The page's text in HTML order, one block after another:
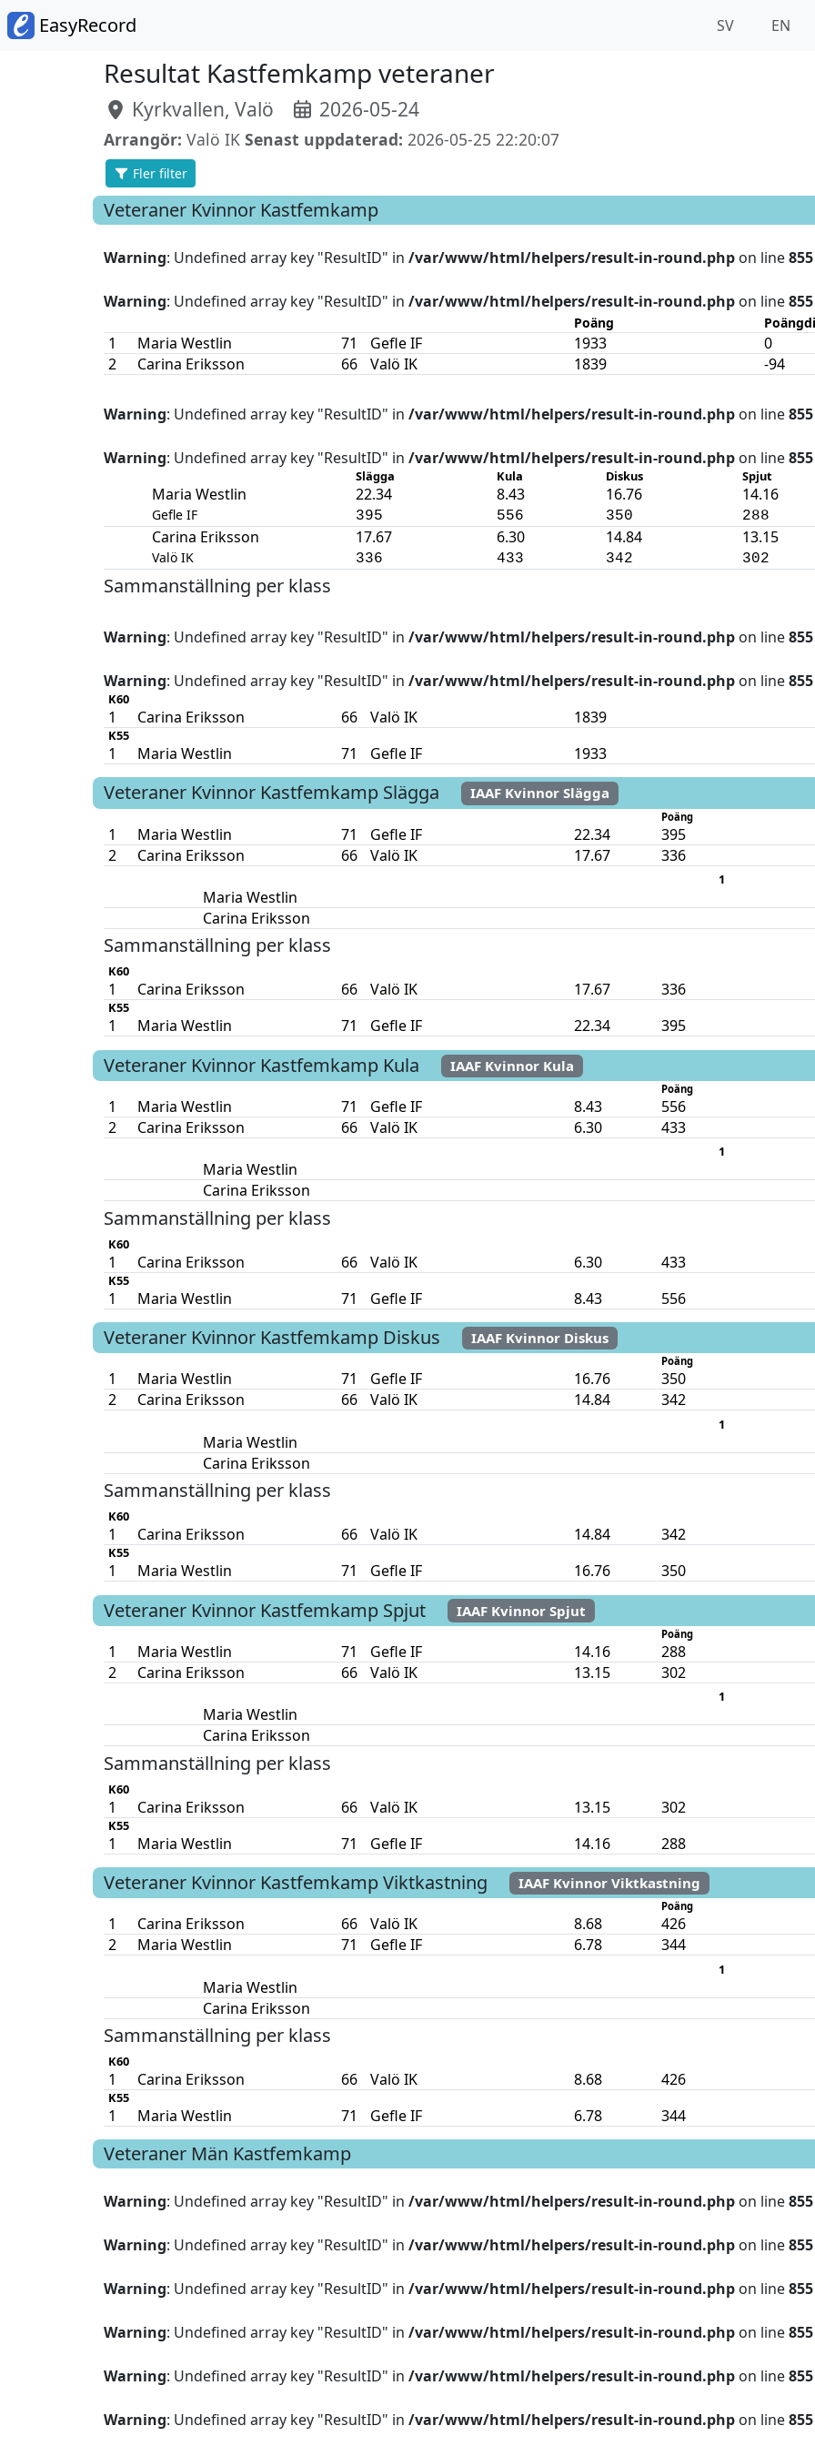
EasyRecord SV EN
Resultat Kastfemkamp veteraner
Kyrkvallen, Valö 2026-05-24
Arrangör: Valö IK Senast uppdaterad: 2026-05-25 22:20:07
Fler filter
Veteraner Kvinnor Kastfemkamp
Warning: Undefined array key "ResultID" in /var/www/html/helpers/result-in-round.php on line855
Warning: Undefined array key "ResultID" in /var/www/html/helpers/result-in-round.php on line855
Poäng
1 Maria Westlin 71 Gefle IF 1933
0
2
Carina Eriksson 66 Valö IK 1839 -94
Warning: Undefined array key "ResultID" in /var/www/html/helpers/result-in-round.php on line855
Warning: Undefined array key "ResultID" in /var/www/html/helpers/result-in-round.php on line855
Slägga Kula Diskus Spjut
Maria Westlin
Gefle IF
22.34
395
8.43
556
16.76
350
14.16
288
Carina Eriksson
Valö IK
17.67
336
6.30
433
14.84
342
13.15
302
Sammanställning per klass
Warning: Undefined array key "ResultID" in /var/www/html/helpers/result-in-round.php on line855
Warning: Undefined array key "ResultID" in /var/www/html/helpers/result-in-round.php on line855
K60
1 Carina Eriksson 66 Valö IK 1839
K55
1 Maria Westlin 71 Gefle IF 1933
Veteraner Kvinnor Kastfemkamp Slägga IAAF Kvinnor Slägga
Poäng
1 Maria Westlin 71 Gefle IF 22.34
395
2
Carina Eriksson 66 Valö IK 17.67 336
1
Maria Westlin
Carina Eriksson
Sammanställning per klass
K60
1 Carina Eriksson 66 Valö IK 17.67 336
K55
1 Maria Westlin 71 Gefle IF 22.34 395
Veteraner Kvinnor Kastfemkamp Kula IAAF Kvinnor Kula
Poäng
1 Maria Westlin 71 Gefle IF 8.43
556
2
Carina Eriksson 66 Valö IK 6.30 433
1
Maria Westlin
Carina Eriksson
Sammanställning per klass
K60
1 Carina Eriksson 66 Valö IK 6.30 433
K55
1 Maria Westlin 71 Gefle IF 8.43 556
Veteraner Kvinnor Kastfemkamp Diskus IAAF Kvinnor Diskus
Poäng
1 Maria Westlin 71 Gefle IF 16.76
350
2
Carina Eriksson 66 Valö IK 14.84 342
1
Maria Westlin
Carina Eriksson
Sammanställning per klass
K60
1 Carina Eriksson 66 Valö IK 14.84 342
K55
1 Maria Westlin 71 Gefle IF 16.76 350
Veteraner Kvinnor Kastfemkamp Spjut IAAF Kvinnor Spjut
Poäng
1 Maria Westlin 71 Gefle IF 14.16
288
2
Carina Eriksson 66 Valö IK 13.15 302
1
Maria Westlin
Carina Eriksson
Sammanställning per klass
K60
1 Carina Eriksson 66 Valö IK 13.15 302
K55
1 Maria Westlin 71 Gefle IF 14.16 288
Veteraner Kvinnor KastfemkampViktkastning IAAF Kvinnor Viktkastning
Poäng
1 Carina Eriksson 66 Valö IK 8.68
426
2
Maria Westlin 71 Gefle IF 6.78 344
1
Maria Westlin
Carina Eriksson
Sammanställning per klass
K60
1 Carina Eriksson 66 Valö IK 8.68 426
K55
1 Maria Westlin 71 Gefle IF 6.78 344
Veteraner Män Kastfemkamp
Warning: Undefined array key "ResultID" in /var/www/html/helpers/result-in-round.php on line855
Warning: Undefined array key "ResultID" in /var/www/html/helpers/result-in-round.php on line855
Warning: Undefined array key "ResultID" in /var/www/html/helpers/result-in-round.php on line855
Warning: Undefined array key "ResultID" in /var/www/html/helpers/result-in-round.php on line855
Warning: Undefined array key "ResultID" in /var/www/html/helpers/result-in-round.php on line855
Warning: Undefined array key "ResultID" in /var/www/html/helpers/result-in-round.php on line855